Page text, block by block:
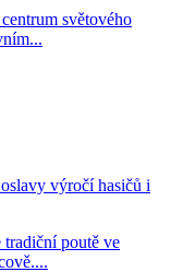
světového
výročí hasičů i
poutě ve